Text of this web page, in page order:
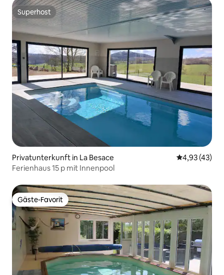
Superhost
Superhost
Privatunterkunft in La Besace
4,93 (43)
Ferienhaus 15 p mit Innenpool
Gäste-Favorit
Gäste-Favorit